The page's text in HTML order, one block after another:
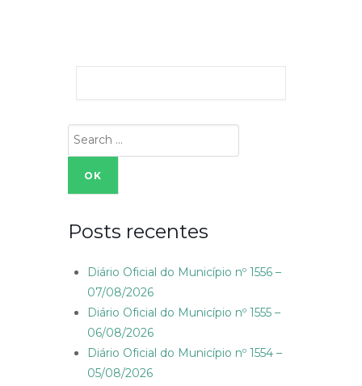
Search
for:
Posts recentes
Diário Oficial do Município nº 1556 –
07/08/2026
Diário Oficial do Município nº 1555 –
06/08/2026
Diário Oficial do Município nº 1554 –
05/08/2026